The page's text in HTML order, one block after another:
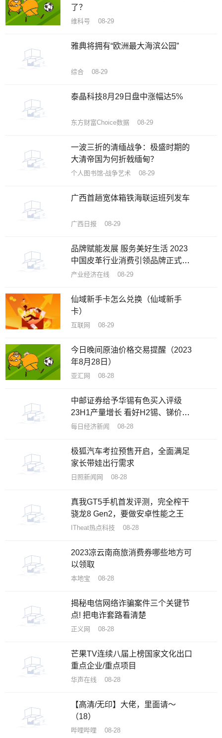
了？
维科号 08-29
雅典将拥有“欧洲最大海滨公园”
综合 08-29
泰晶科技8月29日盘中涨幅达5%
东方财富Choice数据 08-29
一波三折的清缅战争：极盛时期的
大清帝国为何折戟缅甸？
个人图书馆-战争艺术 08-29
广西首趟宽体箱铁海联运班列发车
广西日报 08-29
品牌赋能发展 服务美好生活 2023
中国皮革行业消费引领品牌正式推
出
产业经济在线 08-29
仙域新手卡怎么兑换（仙域新手
卡）
互联网 08-29
今日晚间原油价格交易提醒（2023
年8月28日）
亚汇网 08-28
中邮证券给予华锡有色买入评级
23H1产量增长 看好H2锡、锑价格
企稳回升
每日经济新闻 08-28
极狐汽车考拉预售开启，全面满足
家长带娃出行需求
日照新闻网 08-28
真我GT5手机首发评测，完全榨干
骁龙8 Gen2，要做安卓性能之王
ITheat热点科技 08-28
2023凉云南商旅消费券哪些地方可
以领取
本地宝 08-28
揭秘电信网络诈骗案件三个关键节
点! 把电诈套路看清楚
正义网 08-28
芒果TV连续八届上榜国家文化出口
重点企业/重点项目
华声在线 08-28
【高清/无印】大佬，里面请～
（18）
哔哩哔哩 08-28